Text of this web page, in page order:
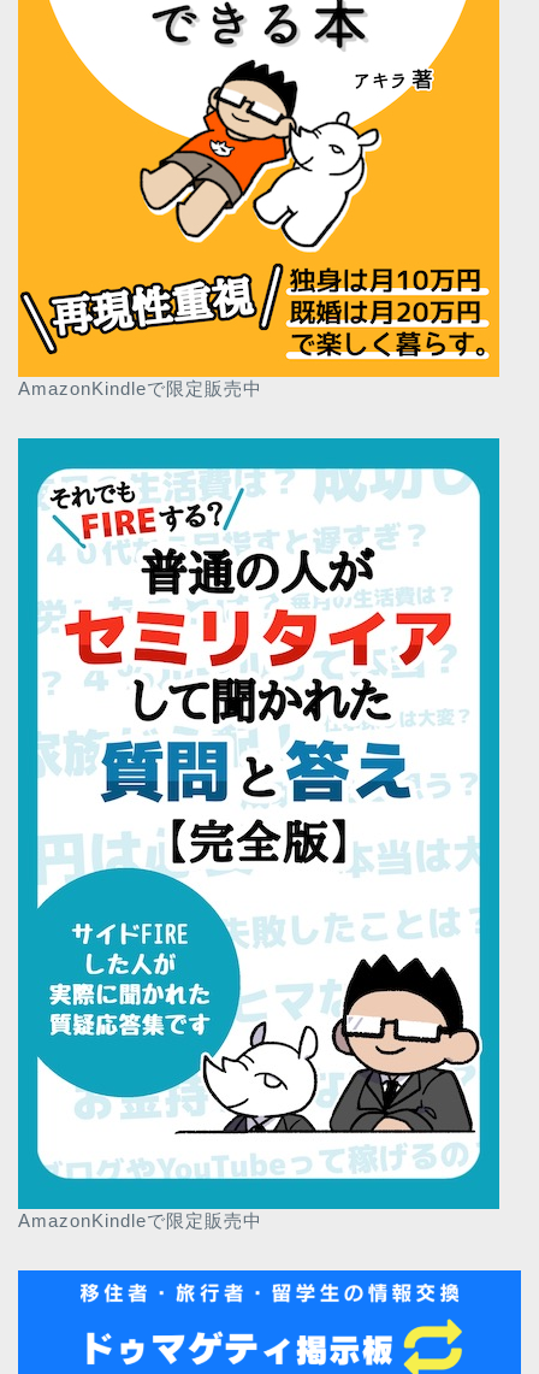
AmazonKindleで限定販売中
AmazonKindleで限定販売中